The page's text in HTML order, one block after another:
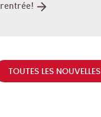
rentrée!
TOUTES LES NOUVELLES